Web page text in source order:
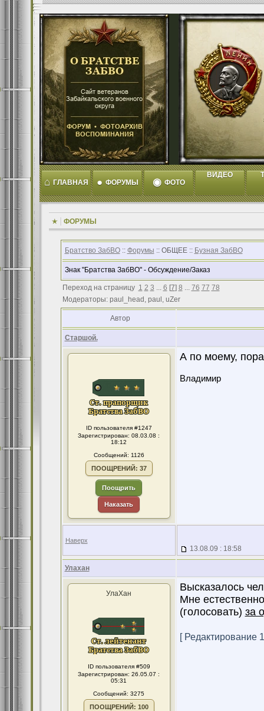
⌂ ГЛАВНАЯ ● ФОРУМЫ ◉ ФОТО
ВИДЕО
ФОРУМЫ
Братство ЗабВО:: Форумы :: ОБЩЕЕ :: Бузная ЗабВО
Знак "Братства ЗабВО" - Обсуждение/Заказ
Переход на страницу 1 2 3 ... 6 [7] 8 ... 76 77 78
Модераторы: paul_head, paul, uZer
Автор
Старшой.
ID пользователя #1247
Зарегистрирован: 08.03.08 :
18:12
Сообщений: 1126
ПООЩРЕНИЙ: 37
Поощрить
Наказать
А по моему,
Владимир
Наверх
13.08.09 : 18:58
Улахан
УлаХан
ID пользователя #509
Зарегистрирован: 26.05.07 :
05:31
Сообщений: 3275
ПООЩРЕНИЙ: 100
Высказалось
Мне
(голосовать) за
[ Редактирование